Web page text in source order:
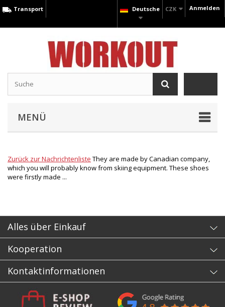
Anmelden
CZK
Deutsche
Transport
MENÜ
Zurück zur Nachrichtenliste They are made by Canadian company,
which you will probably know from skiing equipment. These shoes
were firstly made ...
Alles über Einkauf
Kooperation
Kontaktinformationen